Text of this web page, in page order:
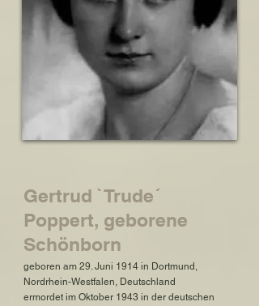
Gertrud `Trude´
Poppert, geborene
Schönborn
geboren am 29. Juni 1914 in Dortmund,
Nordrhein-Westfalen, Deutschland
ermordet im Oktober 1943 in der deutschen